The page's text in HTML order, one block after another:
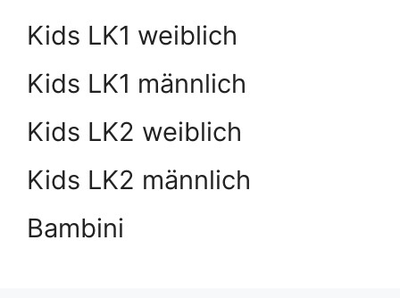
Kids LK1 weiblich
Kids LK1 männlich
Kids LK2 weiblich
Kids LK2 männlich
Bambini